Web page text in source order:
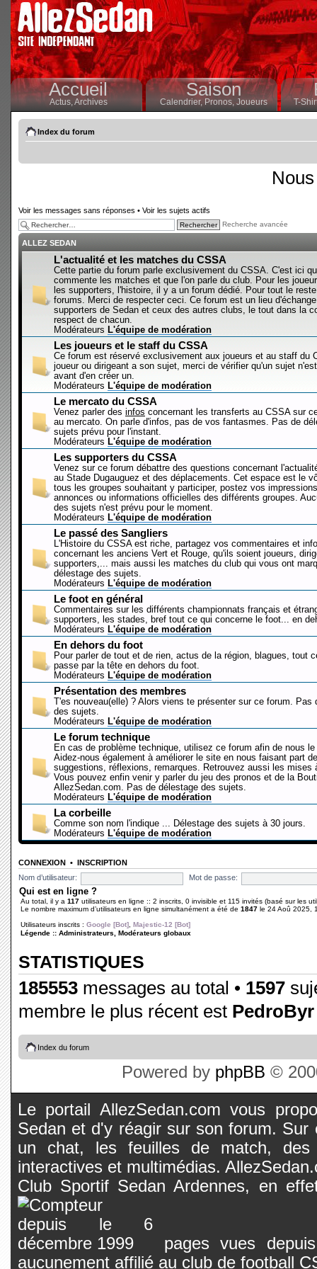
Accueil
Actus,Archives
Saison
Calendrier,Pronos, Joueurs T-
Index du forum
Voir les messages sans réponses • Voir les sujets actifs
Recherche avancée
ALLEZ SEDAN
L'actualité et les matches du CSSA
Cette partie du forum parle exclusivement du CSSA. C'est ici
commente les matches et que l'on parle du club. Pour les
les supporters, l'histoire, il y a un forum dédié. Pour tout le
forums. Merci de respecter ceci. Ce forum est un lieu
supporters de Sedan et ceux des autres clubs, le tout dans la
respect de chacun.
Modérateurs L'équipe de modération
Les joueurs et le staff du CSSA
Ce forum est réservé exclusivement aux joueurs et au staff du
joueur ou dirigeant a son sujet, merci de vérifier qu'un sujet
avant d'en créer un.
Modérateurs L'équipe de modération
Le mercato du CSSA
Venez parler des infos concernant les transferts au CSSA sur
au mercato. On parle d'infos, pas de vos fantasmes. Pas de
sujets prévu pour l'instant.
Modérateurs L'équipe de modération
Les supporters du CSSA
Venez sur ce forum débattre des questions concernant
au Stade Dugauguez et des déplacements. Cet espace est le
tous les groupes souhaitant y participer, postez vos
annonces ou informations officielles des différents groupes.
des sujets n'est prévu pour le moment.
Modérateurs L'équipe de modération
Le passé des Sangliers
L'Histoire du CSSA est riche, partagez vos commentaires et
concernant les anciens Vert et Rouge, qu'ils soient joueurs,
supporters,... mais aussi les matches du club qui vous ont
délestage des sujets.
Modérateurs L'équipe de modération
Le foot en général
Commentaires sur les différents championnats français et
supporters, les stades, bref tout ce qui concerne le foot... en
Modérateurs L'équipe de modération
En dehors du foot
Pour parler de tout et de rien, actus de la région, blagues, tout
passe par la tête en dehors du foot.
Modérateurs L'équipe de modération
Présentation des membres
T'es nouveau(elle) ? Alors viens te présenter sur ce forum. Pas
des sujets.
Modérateurs L'équipe de modération
Le forum technique
En cas de problème technique, utilisez ce forum afin de nous le
Aidez-nous également à améliorer le site en nous faisant part
suggestions, réflexions, remarques. Retrouvez aussi les mises
Vous pouvez enfin venir y parler du jeu des pronos et de la
AllezSedan.com. Pas de délestage des sujets.
Modérateurs L'équipe de modération
La corbeille
Comme son nom l'indique ... Délestage des sujets à 30 jours.
Modérateurs L'équipe de modération
CONNEXION • INSCRIPTION
Nom d’utilisateur:
Mot de passe:
Qui est en ligne ?
Au total, il y a 117 utilisateurs en ligne :: 2 inscrits, 0 invisible et 115 invités (basé sur les
Le nombre maximum d’utilisateurs en ligne simultanément a été de 1847 le 24 Aoû 2025,
Utilisateurs inscrits : Google [Bot] Majestic-12 [Bot]
Légende :: Administrateurs Modérateurs globaux
STATISTIQUES
185553 messages au total • 1597
membre le plus récent est PedroByr
Index du forum
Powered by phpBB ©
Le portail AllezSedan.com vous
Sedan et d'y réagir sur son forum.
un chat, les feuilles de match, des
interactives et multimédias.
Club Sportif Sedan Ardennes, en
pages vues
aucunement affilié au club de football